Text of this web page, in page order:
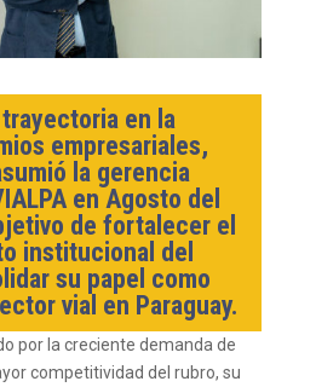
en la
empresariales,
la gerencia
en Agosto del
de fortalecer el
institucional del
su papel como
vial en Paraguay.
por la creciente demanda de
competitividad del rubro, su